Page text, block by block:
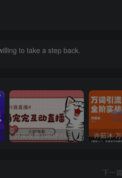
to take a step back.
外面收费1980的抖音萌宠宠直播项目，可虚拟人直播，抖音报白，实时互动直播【软件+详细教程】
下一